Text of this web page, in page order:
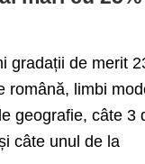
gradații de merit
română, limbi
geografie, câte 3
câte unul de la